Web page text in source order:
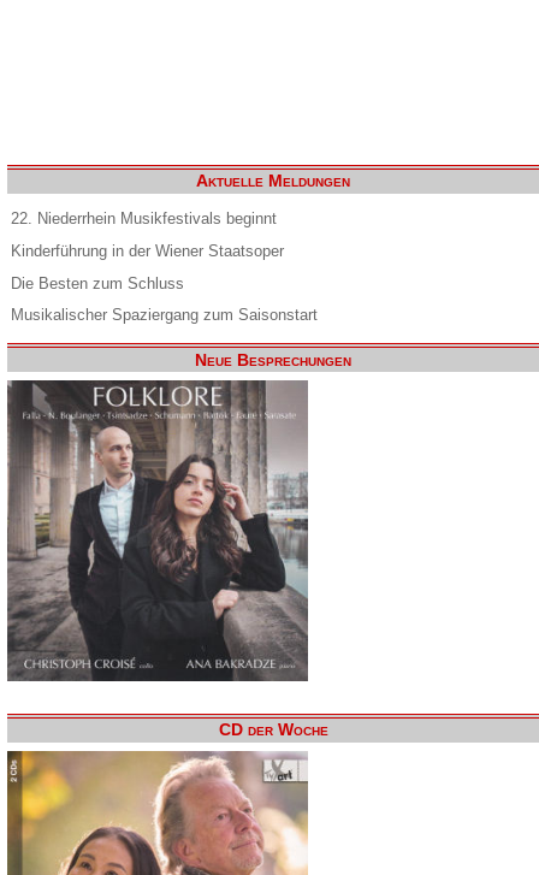
Aktuelle Meldungen
22. Niederrhein Musikfestivals beginnt
Kinderführung in der Wiener Staatsoper
Die Besten zum Schluss
Musikalischer Spaziergang zum Saisonstart
Neue Besprechungen
CD der Woche